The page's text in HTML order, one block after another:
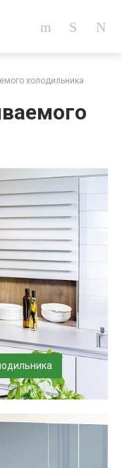
холодильника
в день